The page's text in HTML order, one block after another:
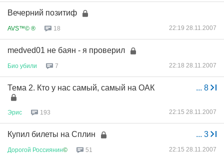
Вечерний позитиф
AVS™© ® 18 22:19 28.11.2007
medved01 не баян - я проверил
Био убили 7 22:18 28.11.2007
... 8
Тема 2. Кто у нас самый, самый на ОАК
Эрис 193 22:15 28.11.2007
... 3
Купил билеты на Сплин
Дорогой Россиянин© 51 22:15 28.11.2007